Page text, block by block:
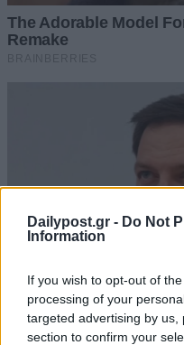
Dailypost.gr - Do Not
Information
If you wish to opt-out of
processing of your
targeted advertising by
section to confirm your